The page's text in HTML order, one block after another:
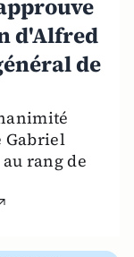
d'Alfred
de
Gabriel
rang de